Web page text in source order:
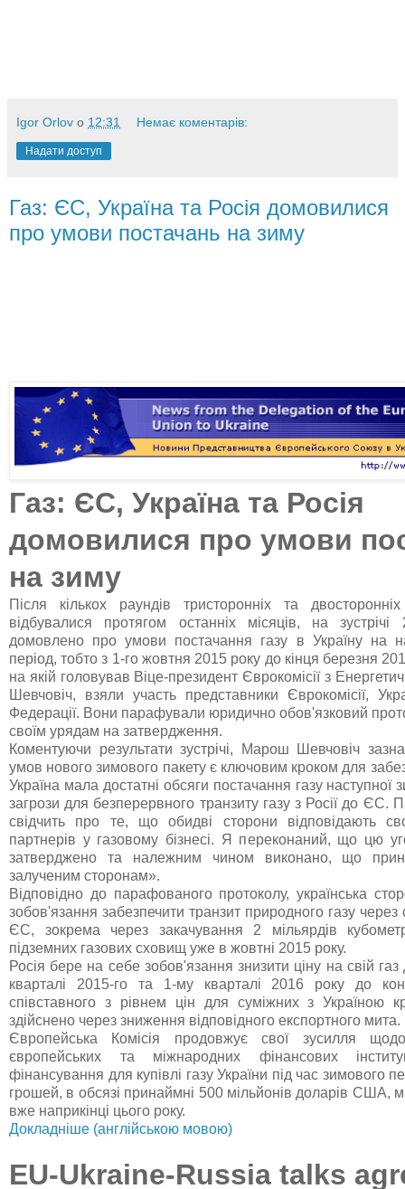
Igor Orlov о 12:31 Немає коментарів:
Надати доступ
Газ: ЄС, Україна та Росія домовилися
про умови постачань на зиму
Газ: ЄС, Україна та Росія
домовилися про умови
на зиму
Після кількох раундів тристоронніх та
відбувалися протягом останніх місяців, на
домовлено про умови постачання газу в Україну на
період, тобто з 1-го жовтня 2015 року до кінця березня
на якій головував Віце-президент Єврокомісії з
Шевчовіч, взяли участь представники Єврокомісії,
Федерації. Вони парафували юридично обов'язковий
своїм урядам на затвердження.
Коментуючи результати зустрічі, Марош Шевчовіч
умов нового зимового пакету є ключовим кроком для
Україна мала достатні обсяги постачання газу наступної
загрози для безперервного транзиту газу з Росії до ЄС.
свідчить про те, що обидві сторони відповідають
партнерів у газовому бізнесі. Я переконаний, що цю
затверджено та належним чином виконано, що
залученим сторонам».
Відповідно до парафованого протоколу, українська
зобов'язання забезпечити транзит природного газу
ЄС, зокрема через закачування 2 мільярдів
підземних газових сховищ уже в жовтні 2015 року.
Росія бере на себе зобов'язання знизити ціну на свій
кварталі 2015-го та 1-му кварталі 2016 року до
співставного з рівнем цін для суміжних з Україною
здійснено через зниження відповідного експортного мита.
Європейська Комісія продовжує свої зусилля
європейських та міжнародних фінансових
фінансування для купівлі газу України під час зимового
грошей, в обсязі принаймні 500 мільйонів доларів США,
вже наприкінці цього року.
Докладніше (англійською мовою)
EU-Ukraine-Russia talks